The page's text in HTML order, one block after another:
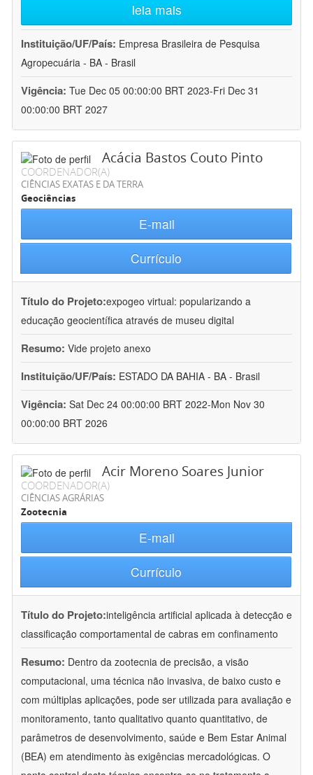
leia mais
Instituição/UF/País: Empresa Brasileira de Pesquisa
Agropecuária - BA - Brasil
Vigência: Tue Dec 05 00:00:00 BRT 2023-Fri Dec 31
00:00:00 BRT 2027
Acácia Bastos Couto Pinto
COORDENADOR(A)
CIÊNCIAS EXATAS E DA TERRA
Geociências
E-mail
Currículo
Título do Projeto:expogeo virtual: popularizando a
educação geocientífica através de museu digital
Resumo: Vide projeto anexo
Instituição/UF/País: ESTADO DA BAHIA - BA - Brasil
Vigência: Sat Dec 24 00:00:00 BRT 2022-Mon Nov 30
00:00:00 BRT 2026
Acir Moreno Soares Junior
COORDENADOR(A)
CIÊNCIAS AGRÁRIAS
Zootecnia
E-mail
Currículo
Título do Projeto:inteligência artificial aplicada à detecção e
classificação comportamental de cabras em confinamento
Resumo: Dentro da zootecnia de precisão, a visão
computacional, uma técnica não invasiva, de baixo custo e
com múltiplas aplicações, pode ser utilizada para avaliação e
monitoramento, tanto qualitativo quanto quantitativo, de
parâmetros de desenvolvimento, saúde e Bem Estar Animal
(BEA) em atendimento às exigências mercadológicas. O